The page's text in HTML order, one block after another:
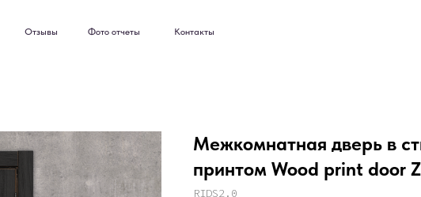
Межкомнатная дверь в
принтом Wood print door
RIDS2.0